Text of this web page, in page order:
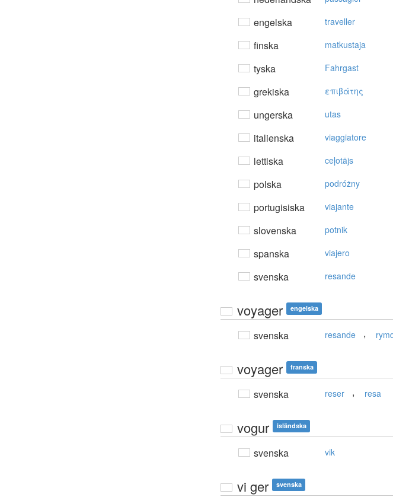
engelska traveller
finska matkustaja
tyska Fahrgast
grekiska επιβάτης
ungerska utas
italienska viaggiatore
lettiska ceļotājs
polska podróżny
portugisiska viajante
slovenska potnik
spanska viajero
svenska resande
voyager engelska
svenska resande ,
voyager franska
svenska reser , resa
vogur isländska
svenska vik
vi ger svenska